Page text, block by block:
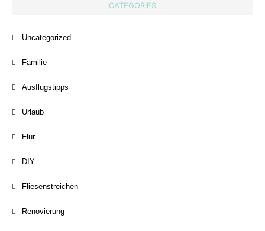
CATEGORIES
Uncategorized
Familie
Ausflugstipps
Urlaub
Flur
DIY
Fliesenstreichen
Renovierung